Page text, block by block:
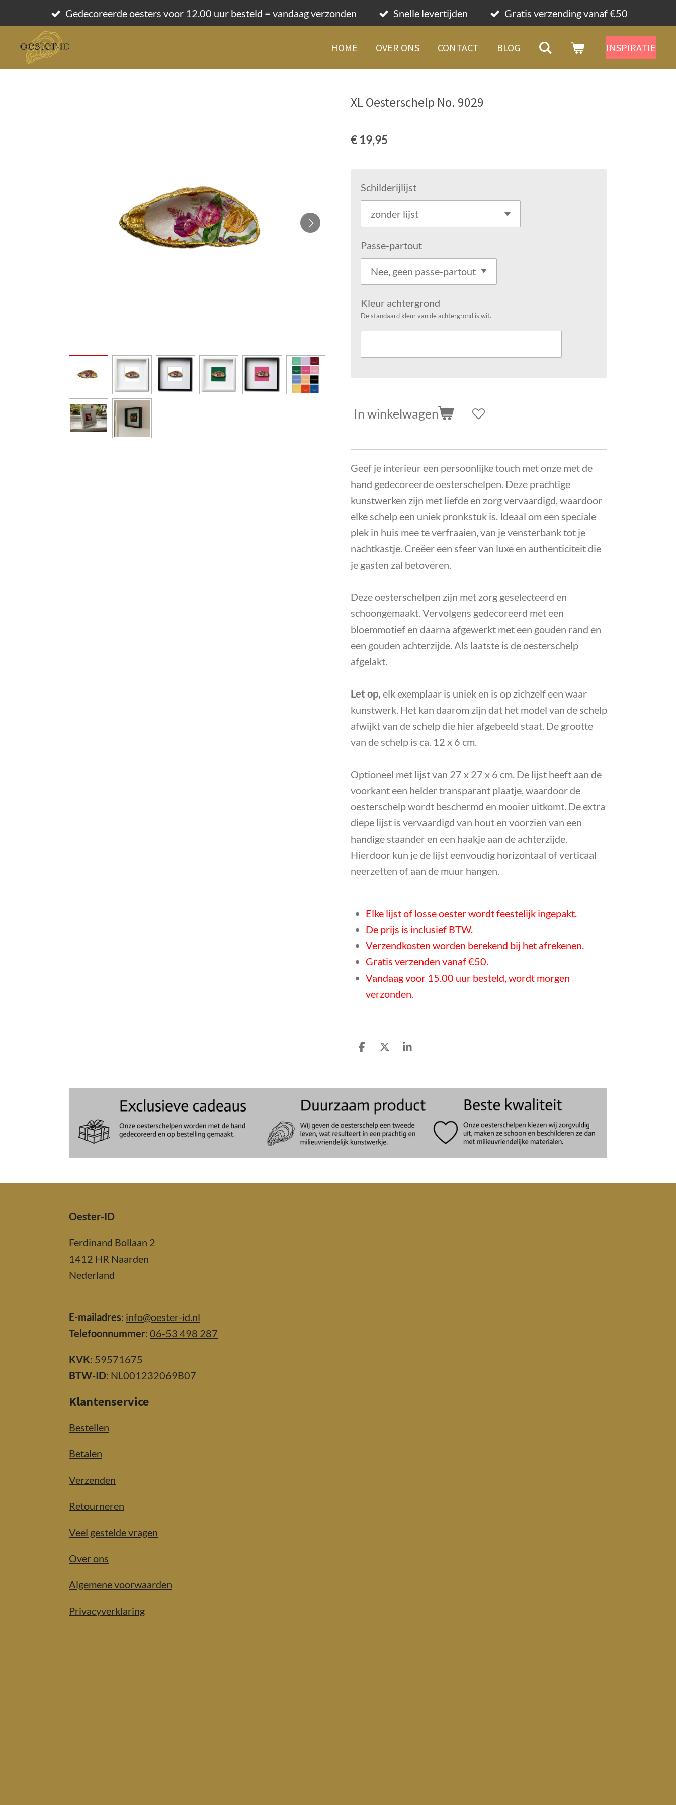
direct
naar
Gedecoreerde oesters voor 12.00 uur besteld = vandaag verzonden Snelle levertijden Gratis verzending vanaf €50
HOME OVER ONS CONTACT BLOG INSPIRATIE
XL Oesterschelp No. 9029
€ 19,95
Schilderijlijst
Passe-partout
Kleur achtergrond
De standaard kleur van de achtergrond is wit.
In winkelwagen
Geef je interieur een persoonlijke touch met onze met de
hand gedecoreerde oesterschelpen. Deze prachtige
kunstwerken zijn met liefde en zorg vervaardigd, waardoor
elke schelp een uniek pronkstuk is. Ideaal om een speciale
plek in huis mee te verfraaien, van je vensterbank tot je
nachtkastje. Creëer een sfeer van luxe en authenticiteit die
je gasten zal betoveren.
Deze oesterschelpen zijn met zorg geselecteerd en
schoongemaakt. Vervolgens gedecoreerd met een
bloemmotief en daarna afgewerkt met een gouden rand en
een gouden achterzijde. Als laatste is de oesterschelp
afgelakt.
Let op, elk exemplaar is uniek en is op zichzelf een waar
kunstwerk. Het kan daarom zijn dat het model van de schelp
afwijkt van de schelp die hier afgebeeld staat. De grootte
van de schelp is ca. 12 x 6 cm.
Optioneel met lijst van 27 x 27 x 6 cm. De lijst heeft aan de
voorkant een helder transparant plaatje, waardoor de
oesterschelp wordt beschermd en mooier uitkomt. De extra
diepe lijst is vervaardigd van hout en voorzien van een
handige staander en een haakje aan de achterzijde.
Hierdoor kun je de lijst eenvoudig horizontaal of verticaal
neerzetten of aan de muur hangen.
Elke lijst of losse oester wordt feestelijk ingepakt.
De prijs is inclusief BTW.
Verzendkosten worden berekend bij het afrekenen.
Gratis verzenden vanaf €50.
Vandaag voor 15.00 uur besteld, wordt morgen
verzonden.
D
D
S
Oester-ID
Ferdinand Bollaan 2
1412 HR Naarden
Nederland
E-mailadres: info@oester-id.nl
Telefoonnummer: 06-53 498 287
KVK: 59571675
BTW-ID: NL001232069B07
Klantenservice
Bestellen
Betalen
Verzenden
Retourneren
Veel gestelde vragen
Over ons
Algemene voorwaarden
Privacyverklaring